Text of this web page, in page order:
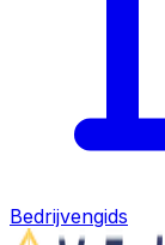
Bedrijvengids